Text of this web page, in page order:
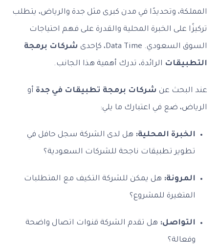
المملكة، وتحديدًا في مدن كبرى مثل جدة والرياض، يتطلب
تركيزًا على الخبرة المحلية والقدرة على فهم احتياجات
السوق السعودي. Data Time، كإحدى شركات برمجة
التطبيقات الرائدة، تدرك أهمية هذا الجانب.
عند البحث عن شركات برمجة تطبيقات في جدة أو
الرياض، ضع في اعتبارك ما يلي:
الخبرة المحلية: هل لدى الشركة سجل حافل في
تطوير تطبيقات ناجحة للشركات السعودية؟
المرونة: هل يمكن للشركة التكيف مع المتطلبات
المتغيرة للمشروع؟
التواصل: هل تقدم الشركة قنوات اتصال واضحة
وفعالة؟